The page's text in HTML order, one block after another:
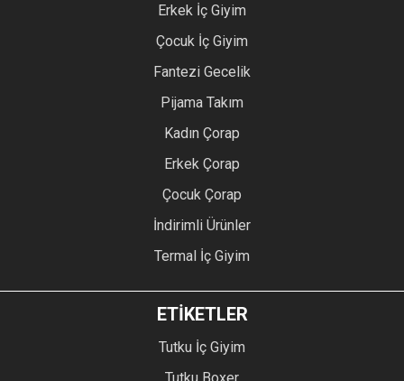
Erkek İç Giyim
Çocuk İç Giyim
Fantezi Gecelik
Pijama Takım
Kadın Çorap
Erkek Çorap
Çocuk Çorap
İndirimli Ürünler
Termal İç Giyim
ETİKETLER
Tutku İç Giyim